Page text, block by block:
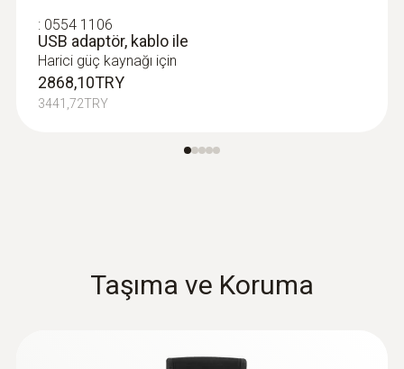
: 0554 1106
USB adaptör, kablo ile
Harici güç kaynağı için
2868,10TRY
3441,72TRY
Taşıma ve Koruma